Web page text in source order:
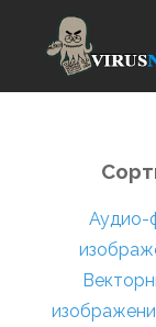
Аудио-